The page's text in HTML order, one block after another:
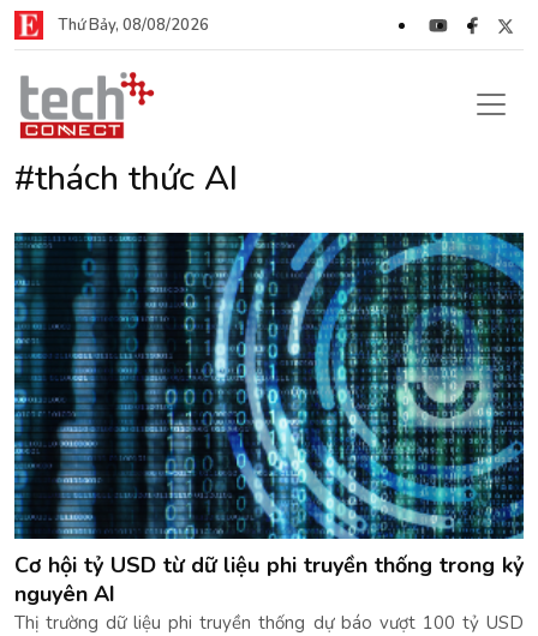
Thứ Bảy, 08/08/2026
#thách thức AI
Cơ hội tỷ USD từ dữ liệu phi truyền thống trong kỷ
nguyên AI
Thị trường dữ liệu phi truyền thống dự báo vượt 100 tỷ USD